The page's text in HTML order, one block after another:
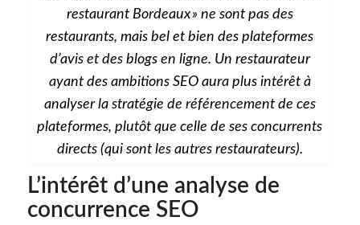
restaurant Bordeaux » ne sont pas des
restaurants, mais bel et bien des plateformes
d’avis et des blogs en ligne. Un restaurateur
ayant des ambitions SEO aura plus intérêt à
analyser la stratégie de référencement de ces
plateformes, plutôt que celle de ses concurrents
directs (qui sont les autres restaurateurs).
L’intérêt d’une analyse de
concurrence SEO